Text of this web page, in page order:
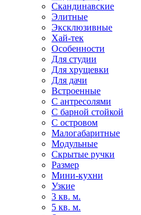
Скандинавские
Элитные
Эксклюзивные
Хай-тек
Особенности
Для студии
Для хрущевки
Для дачи
Встроенные
С антресолями
С барной стойкой
С островом
Малогабаритные
Модульные
Скрытые ручки
Размер
Мини-кухни
Узкие
3 кв. м.
5 кв. м.